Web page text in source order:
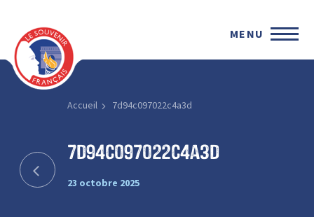
MENU
Accueil 7d94c097022c4a3d
7d94c097022c4a3d
23 octobre 2025